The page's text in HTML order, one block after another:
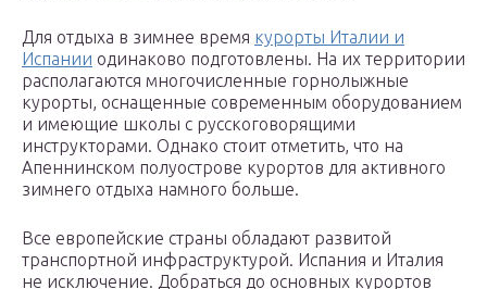
Для отдыха в зимнее время курорты Италии и
Испании одинаково подготовлены. На их территории
располагаются многочисленные горнолыжные
курорты, оснащенные современным оборудованием
и имеющие школы с русскоговорящими
инструкторами. Однако стоит отметить, что на
Апеннинском полуострове курортов для активного
зимнего отдыха намного больше.
Все европейские страны обладают развитой
транспортной инфраструктурой. Испания и Италия
не исключение. Добраться до основных курортов